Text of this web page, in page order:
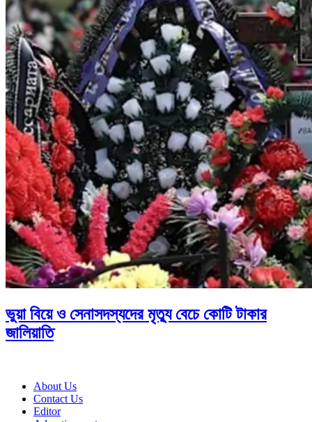
ভুয়া বিয়ে ও সেনাসদস্যদের মৃত্যু বেচে কোটি টাকার
জালিয়াতি
About Us
Contact Us
Editor